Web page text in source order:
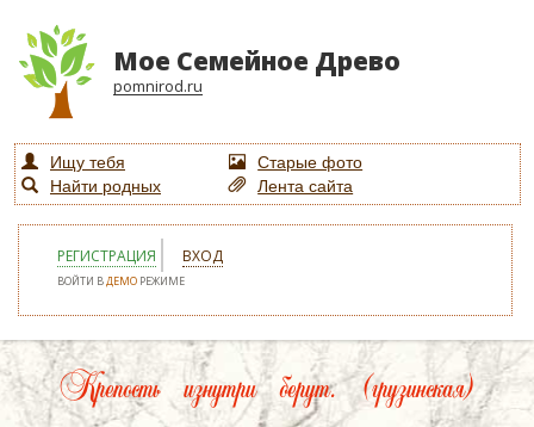
Мое Семейное Древо
pomnirod.ru
Ищу тебя
Старые фото
Найти родных
Лента сайта
РЕГИСТРАЦИЯ ВХОД
ВОЙТИ ВДЕМО РЕЖИМЕ
Крепость изнутри берут. (грузинская)